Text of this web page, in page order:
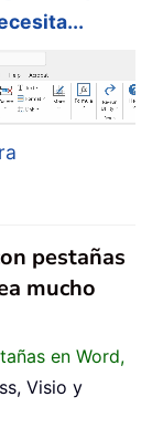
pestañas
mucho
en Word,
Visio y